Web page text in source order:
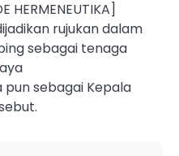
HERMENEUTIKA]
rujukan dalam
sebagai tenaga
sebagai Kepala